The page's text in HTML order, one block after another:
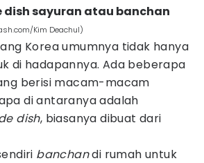
dish sayuran atau banchan
Kim Deachul)
Korea umumnya tidak hanya
di hadapannya. Ada beberapa
berisi macam-macam
di antaranya adalah
dish, biasanya dibuat dari
banchandi rumah untuk